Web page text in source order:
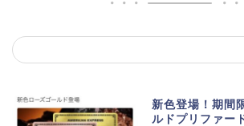
新色登場！期間
ルドプリファー